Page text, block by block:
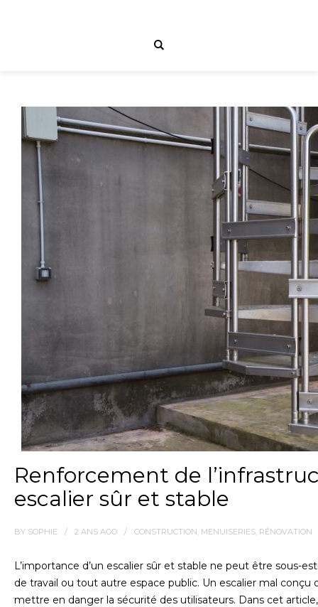
Renforcement de
escalier sûr et stable
BY SOPHIE 2 ANS AGO CONSTRUCTION, MENUISERIES, RÉNOVATION
L’importance d’un escalier sûr et stable ne peut être sous-
de travail ou tout autre espace public. Un escalier mal
mettre en danger la sécurité des utilisateurs. Dans cet